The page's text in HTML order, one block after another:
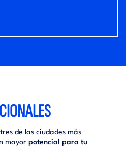
de las ciudades más
mayor potencial para tu